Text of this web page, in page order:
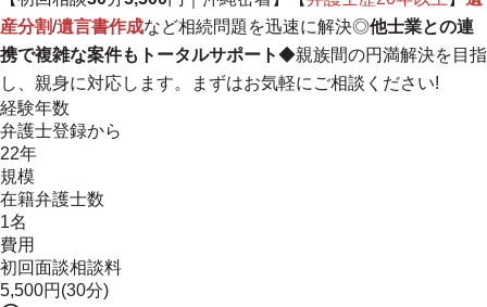
産分割/遺言書作成など相続問題を迅速に解決◎他士業との連
携で複雑な案件もトータルサポート◆親族間の円満解決を目指
し、親身に対応します。まずはお気軽にご相談ください!
経験年数
弁護士登録から
22年
規模
在籍弁護士数
1名
費用
初回面談相談料
5,500円(30分)